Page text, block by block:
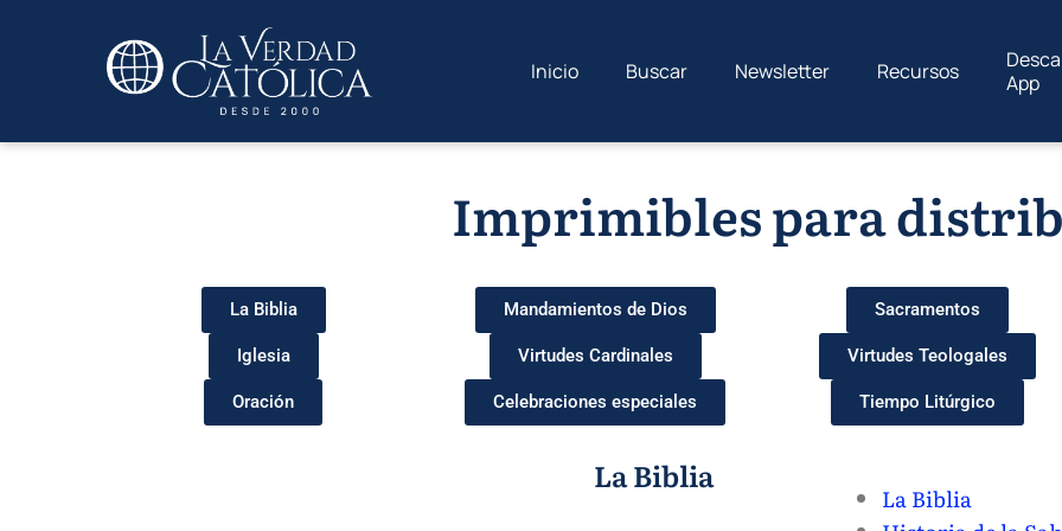
Inicio Buscar Newsletter Recursos
App
Imprimibles para
La Biblia Mandamientos de Dios Sacramentos
Iglesia Virtudes Cardinales Virtudes Teologales
Oración Celebraciones especiales Tiempo Litúrgico
La Biblia
La Biblia